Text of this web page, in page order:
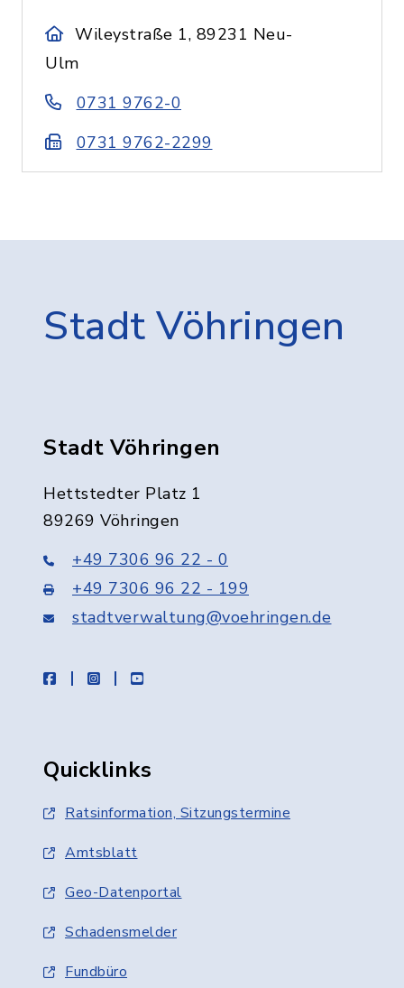
Wileystraße 1, 89231 Neu-
Ulm
0731 9762-0
0731 9762-2299
Stadt Vöhringen
Stadt Vöhringen
Hettstedter Platz 1
89269 Vöhringen
+49 7306 96 22 - 0
+49 7306 96 22 - 199
stadtverwaltung@voehringen.de
facebookinstagramyoutube
Quicklinks
Ratsinformation, Sitzungstermine
Amtsblatt
Geo-Datenportal
Schadensmelder
Fundbüro